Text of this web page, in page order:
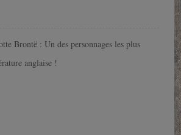
Brontë : Un des personnages les plus
anglaise !